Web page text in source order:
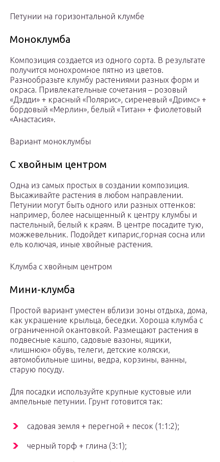
Петунии на горизонтальной клумбе
Моноклумба
Композиция создается из одного сорта. В результате
получится монохромное пятно из цветов.
Разнообразьте клумбу растениями разных форм и
окраса. Привлекательные сочетания – розовый
«Дэдди» + красный «Полярис», сиреневый «Дримс» +
бордовый «Мерлин», белый «Титан» + фиолетовый
«Анастасия».
Вариант моноклумбы
С хвойным центром
Одна из самых простых в создании композиция.
Высаживайте растения в любом направлении.
Петунии могут быть одного или разных оттенков:
например, более насыщенный к центру клумбы и
пастельный, белый к краям. В центре посадите тую,
можжевельник. Подойдет кипарис,горная сосна или
ель колючая, иные хвойные растения.
Клумба с хвойным центром
Мини-клумба
Простой вариант уместен вблизи зоны отдыха, дома,
как украшение крыльца, беседки. Хороша клумба с
ограниченной окантовкой. Размещают растения в
подвесные кашпо, садовые вазоны, ящики,
«лишнюю» обувь, телеги, детские коляски,
автомобильные шины, ведра, корзины, ванны,
старую посуду.
Для посадки используйте крупные кустовые или
ампельные петунии. Грунт готовится так:
садовая земля + перегной + песок (1:1:2);
черный торф + глина (3:1);